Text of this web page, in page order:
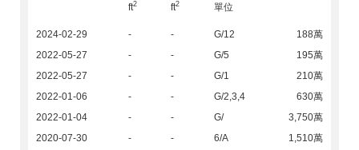
ft2
ft2
單位
2024-02-29 - - G/12
188萬
2022-05-27
- - G/5
195萬
2022-05-27
- - G/1
210萬
2022-01-06
- - G/2,3,4
630萬
2022-01-04
- - G/
3,750萬
2020-07-30
- - 6/A
1,510萬